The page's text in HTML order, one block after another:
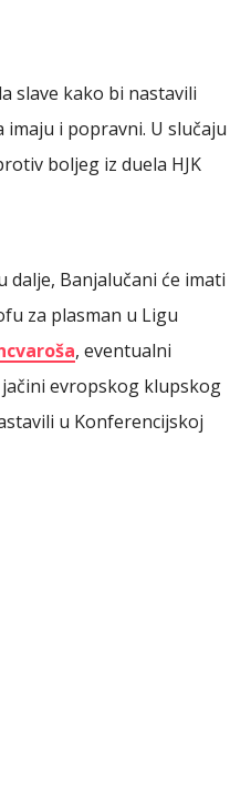
slave kako bi nastavili
i popravni. U slučaju
boljeg iz duela HJK
dalje, Banjalučani će imati
za plasman u Ligu
, eventualni
evropskog klupskog
u Konferencijskoj